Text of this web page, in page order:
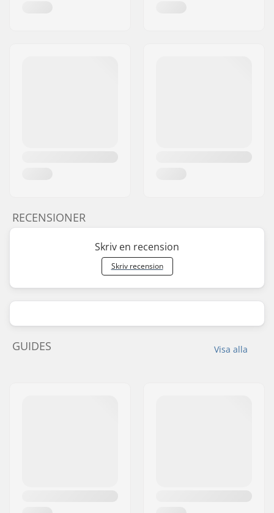
RECENSIONER
Skriv en recension
Skriv recension
Visa alla
GUIDES